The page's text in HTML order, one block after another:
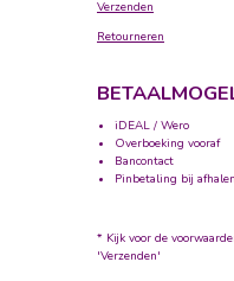
Verzenden
Retourneren
iDEAL / Wero
Overboeking vooraf
Bancontact
Pinbetaling bij
* Kijk voor de
'Verzenden'